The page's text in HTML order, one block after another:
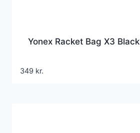
Yonex Racket Bag X3 Black
349 kr.